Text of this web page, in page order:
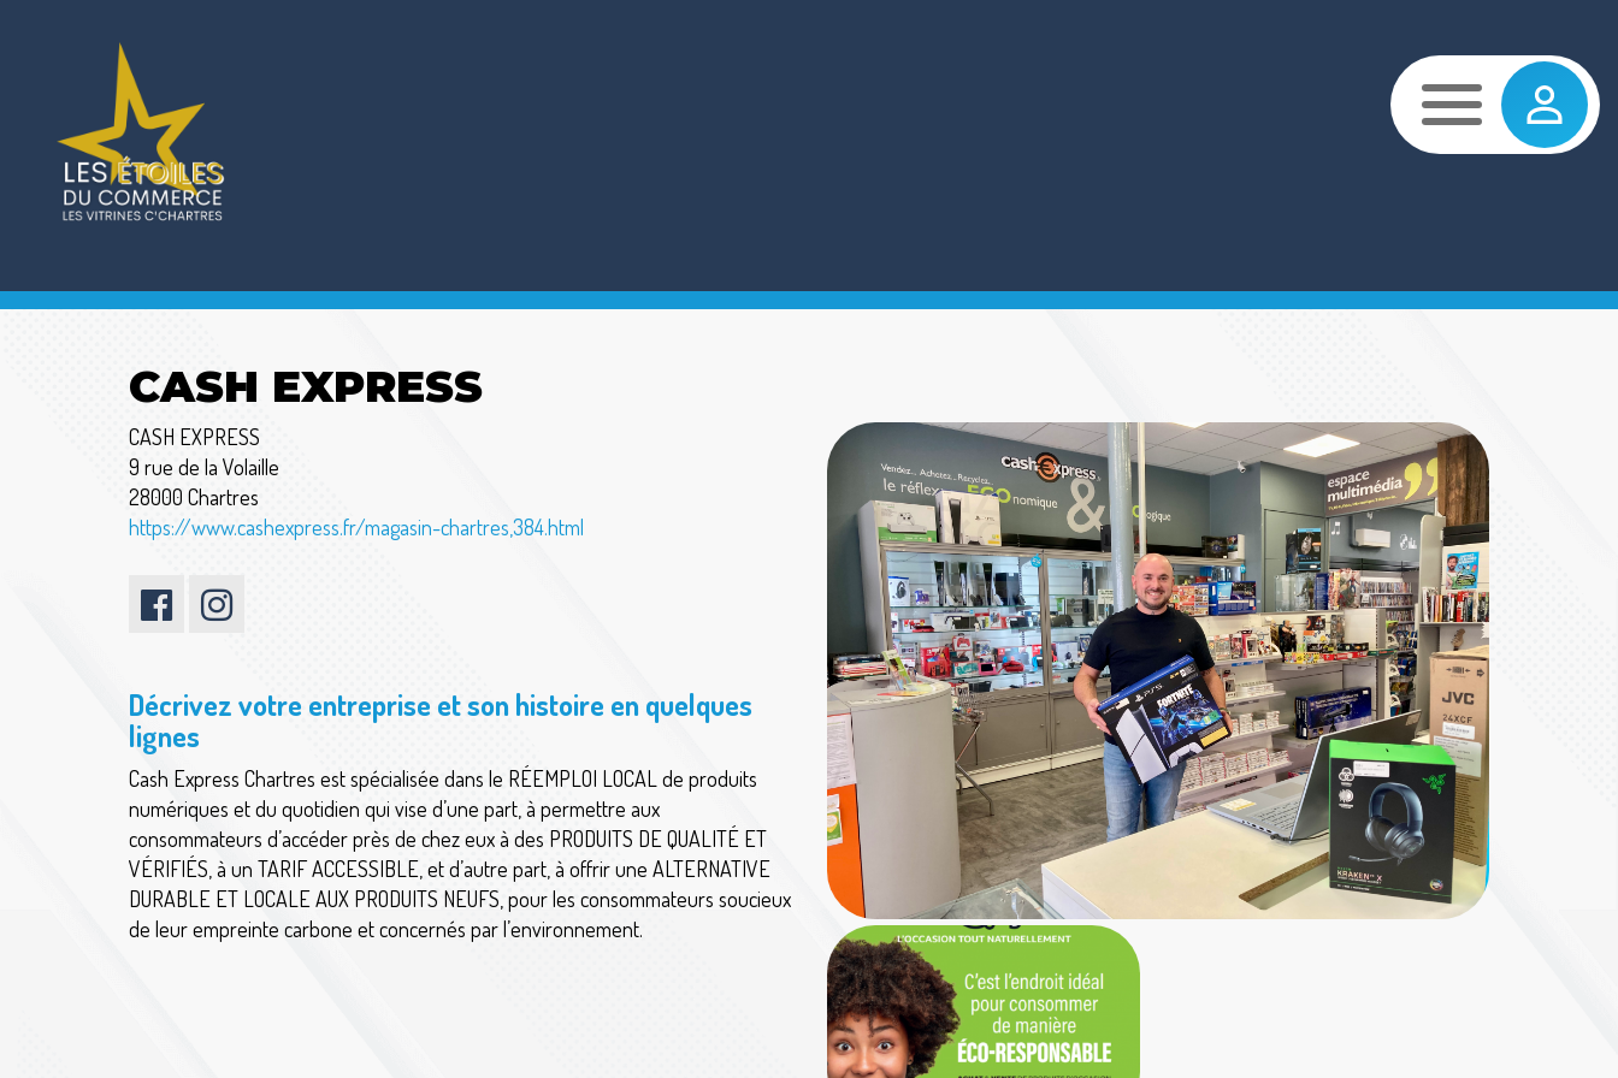
CASH EXPRESS
CASH EXPRESS
9 rue de la Volaille
28000 Chartres
https://www.cashexpress.fr/magasin-chartres,384.html
Décrivez votre entreprise et son histoire en quelques
lignes
Cash Express Chartres est spécialisée dans le RÉEMPLOI LOCAL de produits
numériques et du quotidien qui vise d’une part, à permettre aux
consommateurs d’accéder près de chez eux à des PRODUITS DE QUALITÉ ET
VÉRIFIÉS, à un TARIF ACCESSIBLE, et d’autre part, à offrir une ALTERNATIVE
DURABLE ET LOCALE AUX PRODUITS NEUFS, pour les consommateurs soucieux
de leur empreinte carbone et concernés par l’environnement.